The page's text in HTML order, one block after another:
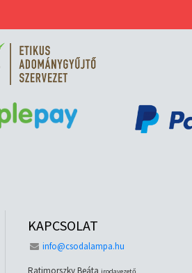
KAPCSOLAT
info@csodalampa.hu
Ratimorszky Beáta